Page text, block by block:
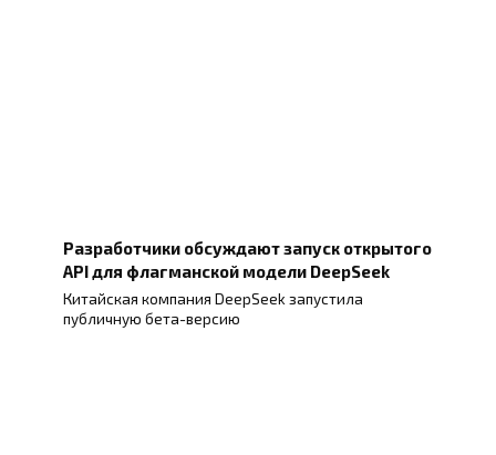
Разработчики обсуждают запуск открытого
API для флагманской модели DeepSeek
Китайская компания DeepSeek запустила
публичную бета-версию